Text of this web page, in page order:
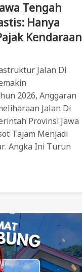
Tengah
Hanya
Kendaraan
Jalan Di
2026, Anggaran
Jalan Di
Provinsi Jawa
Tajam Menjadi
Angka Ini Turun